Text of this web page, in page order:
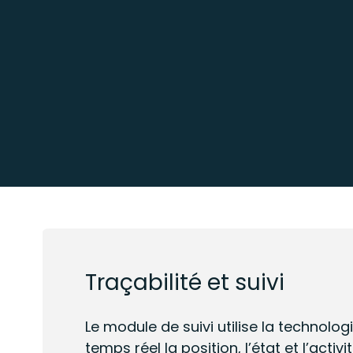
Traçabilité et suivi
Le module de suivi utilise la
temps réel la position, l’état et